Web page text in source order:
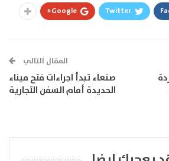
Twitter
Google+
المقال التالي
صنعاء تبدأ اجراءات فتح ميناء
الحديدة أمام السفن التجارية